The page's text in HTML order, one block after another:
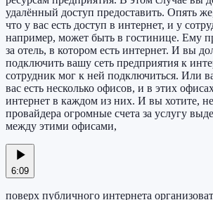
удалённый доступ предоставить. Опять
что у вас есть доступ в интернет, и у
например, может быть в гостинице. Ему
за отель, в котором есть интернет. И вы
подключить вашу сеть предприятия к
сотрудник мог к ней подключиться. Или
вас есть несколько офисов, и в этих
интернет в каждом из них. И вы хотите,
провайдера огромные счета за услугу
между этими офисами,
6:09
поверх публичного интернета